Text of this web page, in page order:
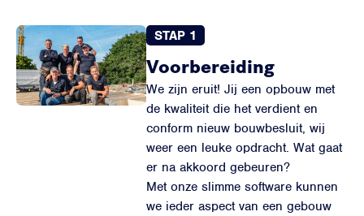
STAP 1
Voorbereiding
We zijn eruit! Jij een opbouw met
de kwaliteit die het verdient en
conform nieuw bouwbesluit, wij
weer een leuke opdracht. Wat gaat
er na akkoord gebeuren?
Met onze slimme software kunnen
we ieder aspect van een gebouw